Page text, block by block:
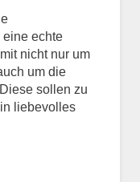
echte
nicht nur um
um die
sollen zu
liebevolles